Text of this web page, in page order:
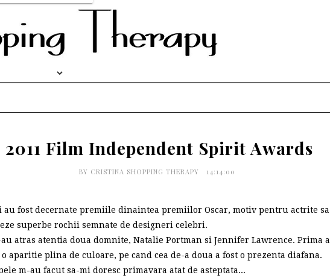
2011 Film Independent Spirit Awards
BY CRISTINA SHOPPING THERAPY 14:14:00
au fost decernate premiile dinaintea premiilor Oscar, motiv pentru actrite sa
superbe rochii semnate de designeri celebri.
atras atentia doua domnite, Natalie Portman si Jennifer Lawrence. Prima a
o aparitie plina de culoare, pe cand cea de-a doua a fost o prezenta diafana.
m-au facut sa-mi doresc primavara atat de asteptata...